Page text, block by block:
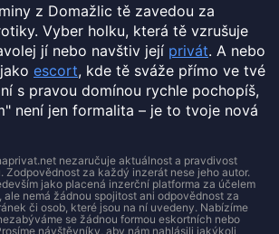
z Domažlic tě zavedou za
Vyber holku, která tě vzrušuje
jí nebo navštiv její privát. A nebo
escort, kde tě sváže přímo ve tvé
s pravou domínou rychle pochopíš,
není jen formalita – je to tvoje nová
nezaručuje aktuálnost a pravdivost
Zodpovědnost za každý inzerát nese jeho autor.
jako placená inzerční platforma za účelem
nemá žádnou spojitost ani odpovědnost za
či osob, které jsou na ní uvedeny. Nabízíme
se žádnou formou eskortních nebo
návštěvníky, aby nám nahlásili jakýkoli